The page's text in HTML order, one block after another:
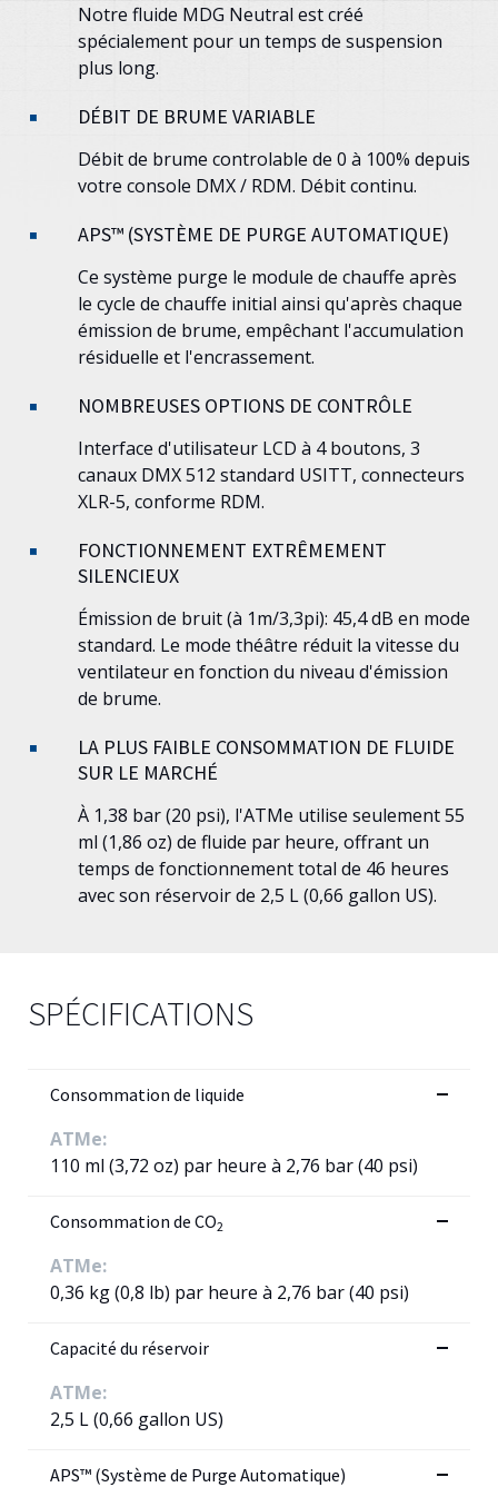
Notre fluide MDG Neutral est créé
spécialement pour un temps de suspension
plus long.
DÉBIT DE BRUME VARIABLE
Débit de brume controlable de 0 à 100% depuis
votre console DMX / RDM. Débit continu.
APS™ (SYSTÈME DE PURGE AUTOMATIQUE)
Ce système purge le module de chauffe après
le cycle de chauffe initial ainsi qu'après chaque
émission de brume, empêchant l'accumulation
résiduelle et l'encrassement.
NOMBREUSES OPTIONS DE CONTRÔLE
Interface d'utilisateur LCD à 4 boutons, 3
canaux DMX 512 standard USITT, connecteurs
XLR-5, conforme RDM.
FONCTIONNEMENT EXTRÊMEMENT
SILENCIEUX
Émission de bruit (à 1m/3,3pi): 45,4 dB en mode
standard. Le mode théâtre réduit la vitesse du
ventilateur en fonction du niveau d'émission
de brume.
LA PLUS FAIBLE CONSOMMATION DE FLUIDE
SUR LE MARCHÉ
À 1,38 bar (20 psi), l'ATMe utilise seulement 55
ml (1,86 oz) de fluide par heure, offrant un
temps de fonctionnement total de 46 heures
avec son réservoir de 2,5 L (0,66 gallon US).
SPÉCIFICATIONS
Consommation de liquide
ATMe:
110 ml (3,72 oz) par heure à 2,76 bar (40 psi)
Consommation de CO2
ATMe:
0,36 kg (0,8 lb) par heure à 2,76 bar (40 psi)
Capacité du réservoir
ATMe:
2,5 L (0,66 gallon US)
APS™ (Système de Purge Automatique)